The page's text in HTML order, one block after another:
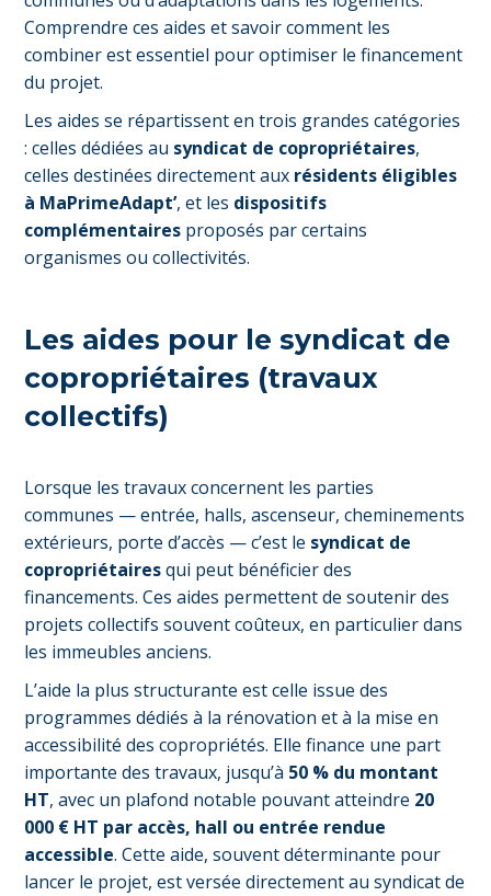
Comprendre ces aides et savoir comment les
combiner est essentiel pour optimiser le financement
du projet.
Les aides se répartissent en trois grandes catégories
: celles dédiées au syndicat de copropriétaires,
celles destinées directement aux résidents éligibles
à MaPrimeAdapt’, et les dispositifs
complémentaires proposés par certains
organismes ou collectivités.
Les aides pour le syndicat de
copropriétaires (travaux
collectifs)
Lorsque les travaux concernent les parties
communes — entrée, halls, ascenseur, cheminements
extérieurs, porte d’accès — c’est le syndicat de
copropriétairesqui peut bénéficier des
financements. Ces aides permettent de soutenir des
projets collectifs souvent coûteux, en particulier dans
les immeubles anciens.
L’aide la plus structurante est celle issue des
programmes dédiés à la rénovation et à la mise en
accessibilité des copropriétés. Elle finance une part
importante des travaux, jusqu’à 50 % du montant
HT, avec un plafond notable pouvant atteindre 20
000 € HT par accès, hall ou entrée rendue
accessible. Cette aide, souvent déterminante pour
lancer le projet, est versée directement au syndicat de